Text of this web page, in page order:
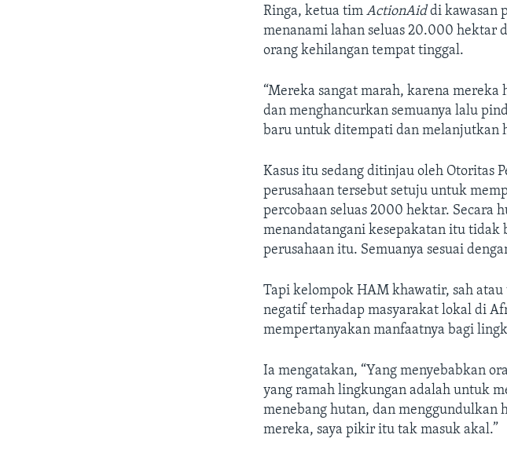
Ringa, ketua timActionAiddi kawasan
menanami lahan seluas 20.000 hektar
orang kehilangan tempat tinggal.
“Mereka sangat marah, karena
dan menghancurkan semuanya lalu
baru untuk ditempati dan melanjutkan
Kasus itu sedang ditinjau oleh Otoritas
perusahaan tersebut setuju untuk
percobaan seluas 2000 hektar. Secara
menandatangani kesepakatan itu
perusahaan itu. Semuanya sesuai
Tapi kelompok HAM khawatir, sah
negatif terhadap masyarakat lokal di
mempertanyakan manfaatnya bagi
Ia mengatakan, “Yang menyebabkan
yang ramah lingkungan adalah untuk
menebang hutan, dan menggundulkan
mereka, saya pikir itu tak masuk akal.”